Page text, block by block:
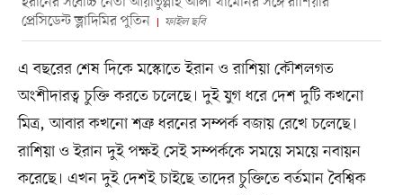
প্রেসিডেন্ট ভ্লাদিমির পুতিন
ফাইল ছবি
এ বছরের শেষ দিকে মস্কোতে ইরান ও রাশিয়া কৌশলগত
অংশীদারত্ব চুক্তি করতে চলেছে। দুই যুগ ধরে দেশ দুটি কখনো
মিত্র, আবার কখনো শত্রু ধরনের সম্পর্ক বজায় রেখে চলেছে।
রাশিয়া ও ইরান দুই পক্ষই সেই সম্পর্ককে সময়ে সময়ে নবায়ন
করেছে। এখন দুই দেশই চাইছে তাদের চুক্তিতে বর্তমান বৈশ্বিক